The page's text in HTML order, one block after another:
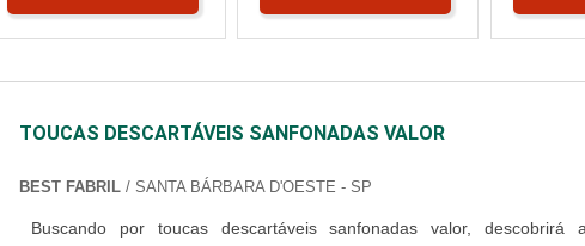
TOUCAS DESCARTÁVEIS SANFONADAS VALOR
BEST FABRIL / SANTA BÁRBARA D'OESTE - SP
Buscando por toucas descartáveis sanfonadas valor, descobrirá